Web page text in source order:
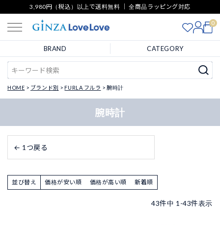
3,980円（税込）以上で送料無料 ｜ 全商品ラッピング対応
0
BRAND CATEGORY
HOME ブランド別 FURLA フルラ 腕時計
腕時計
← 1つ戻る
並び替え 価格が安い順 価格が高い順 新着順
43件中 1 -43件表示